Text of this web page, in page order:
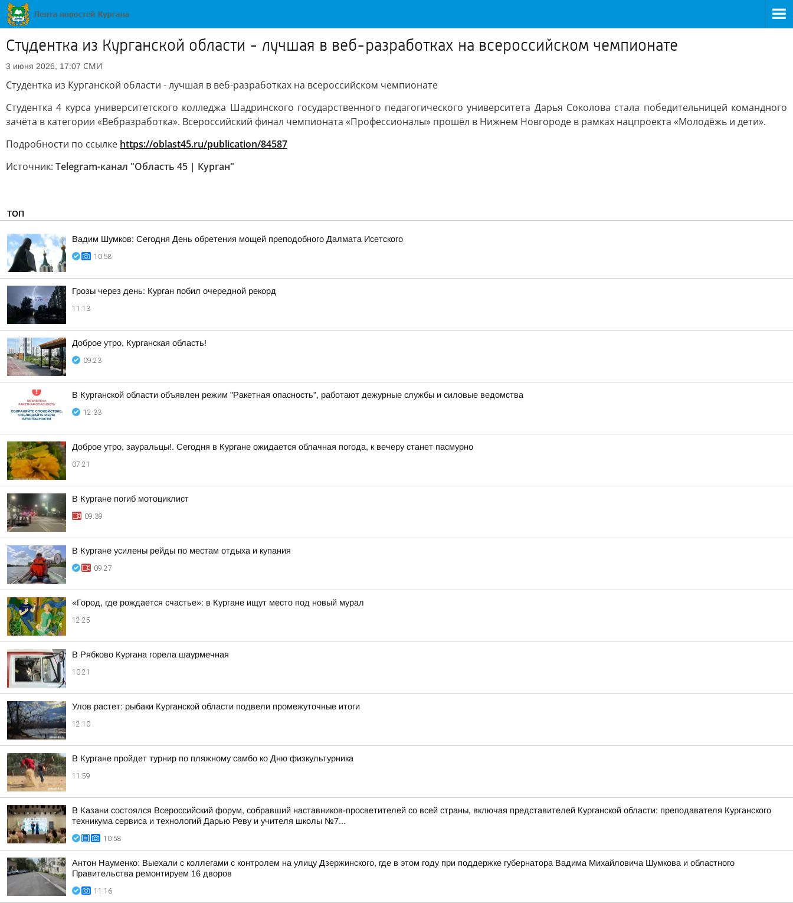
Студентка из Курганской области - лучшая в веб-разработках на всероссийском чемпионате
3 июня 2026, 17:07 СМИ
Студентка из Курганской области - лучшая в веб-разработках на всероссийском чемпионате
Студентка 4 курса университетского колледжа Шадринского государственного педагогического университета Дарья Соколова стала победительницей командного
зачёта в категории «Вебразработка». Всероссийский финал чемпионата «Профессионалы» прошёл в Нижнем Новгороде в рамках нацпроекта «Молодёжь и дети».
Подробности по ссылке https://oblast45.ru/publication/84587
Источник: Telegram-канал "Область 45 | Курган"
ТОП
Вадим Шумков: Сегодня День обретения мощей преподобного Далмата Исетского
10:58
Грозы через день: Курган побил очередной рекорд
11:13
Доброе утро, Курганская область!
09:23
В Курганской области объявлен режим "Ракетная опасность", работают дежурные службы и силовые ведомства
12:33
Доброе утро, зауральцы!. Сегодня в Кургане ожидается облачная погода, к вечеру станет пасмурно
07:21
В Кургане погиб мотоциклист
09:39
В Кургане усилены рейды по местам отдыха и купания
09:27
«Город, где рождается счастье»: в Кургане ищут место под новый мурал
12:25
В Рябково Кургана горела шаурмечная
10:21
Улов растет: рыбаки Курганской области подвели промежуточные итоги
12:10
В Кургане пройдет турнир по пляжному самбо ко Дню физкультурника
11:59
В Казани состоялся Всероссийский форум, собравший наставников-просветителей со всей страны, включая представителей Курганской области: преподавателя Курганского
техникума сервиса и технологий Дарью Реву и учителя школы №7...
10:58
Антон Науменко: Выехали с коллегами с контролем на улицу Дзержинского, где в этом году при поддержке губернатора Вадима Михайловича Шумкова и областного
Правительства ремонтируем 16 дворов
11:16